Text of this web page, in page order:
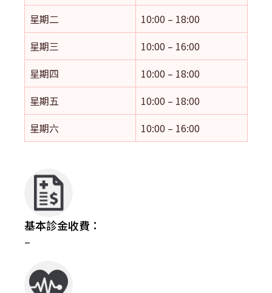
星期二
10:00 – 18:00
星期三
10:00 – 16:00
星期四
10:00 – 18:00
星期五
10:00 – 18:00
星期六
10:00 – 16:00
基本診金收費：
–